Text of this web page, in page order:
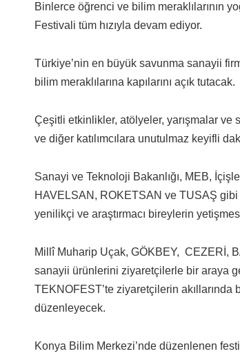
Binlerce öğrenci ve bilim meraklılarının
Festivali tüm hızıyla devam ediyor.
Türkiye’nin en büyük savunma sanayii
bilim meraklılarına kapılarını açık tutacak.
Çeşitli etkinlikler, atölyeler, yarışmalar
ve diğer katılımcılara unutulmaz keyifli
Sanayi ve Teknoloji Bakanlığı, MEB,
HAVELSAN, ROKETSAN ve TUSAŞ
yenilikçi ve araştırmacı bireylerin
Millî Muharip Uçak, GÖKBEY, CEZERİ,
sanayii ürünlerini ziyaretçilerle bir araya
TEKNOFEST’te ziyaretçilerin akıllarında
düzenleyecek.
Konya Bilim Merkezi’nde düzenlenen